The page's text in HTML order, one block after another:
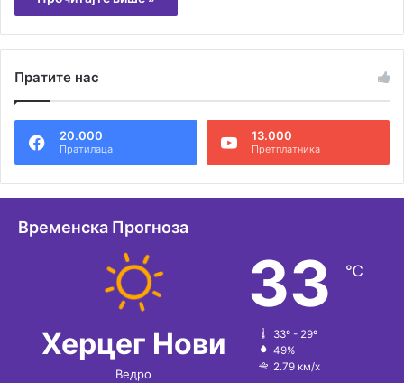
Пратите нас
20.000
Пратилаца
13.000
Претплатника
Временска Прогноза
Херцег Нови
Ведро
33 ℃
33º - 29º
49%
2.79 км/х